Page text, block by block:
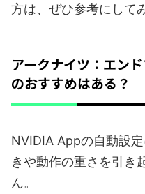
方は、ぜひ参考にして
アークナイツ：エン
のおすすめはある？
NVIDIA Appの自動設
きや動作の重さを引き
ん。